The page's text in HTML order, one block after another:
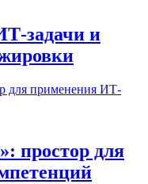
и
простор для